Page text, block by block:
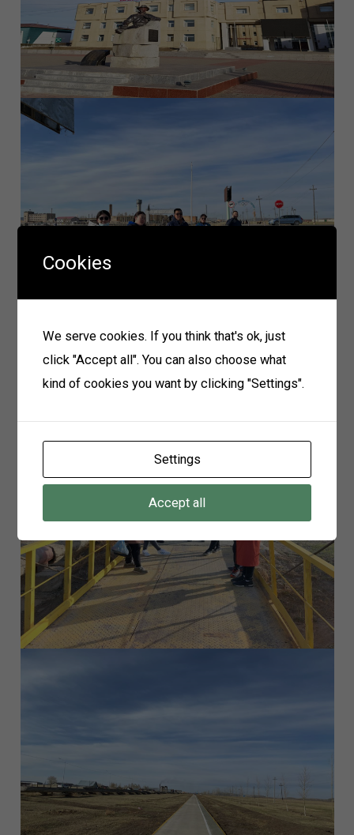
Cookies
We serve cookies. If you think that's ok, just
click "Accept all". You can also choose what
kind of cookies you want by clicking "Settings".
Settings
Accept all